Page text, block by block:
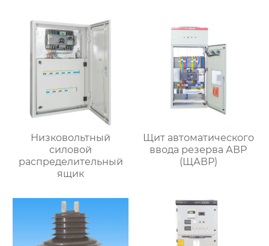
Низковольтный
силовой
распределительный
ящик
Щит автоматического
ввода резерва АВР
(ЩАВР)